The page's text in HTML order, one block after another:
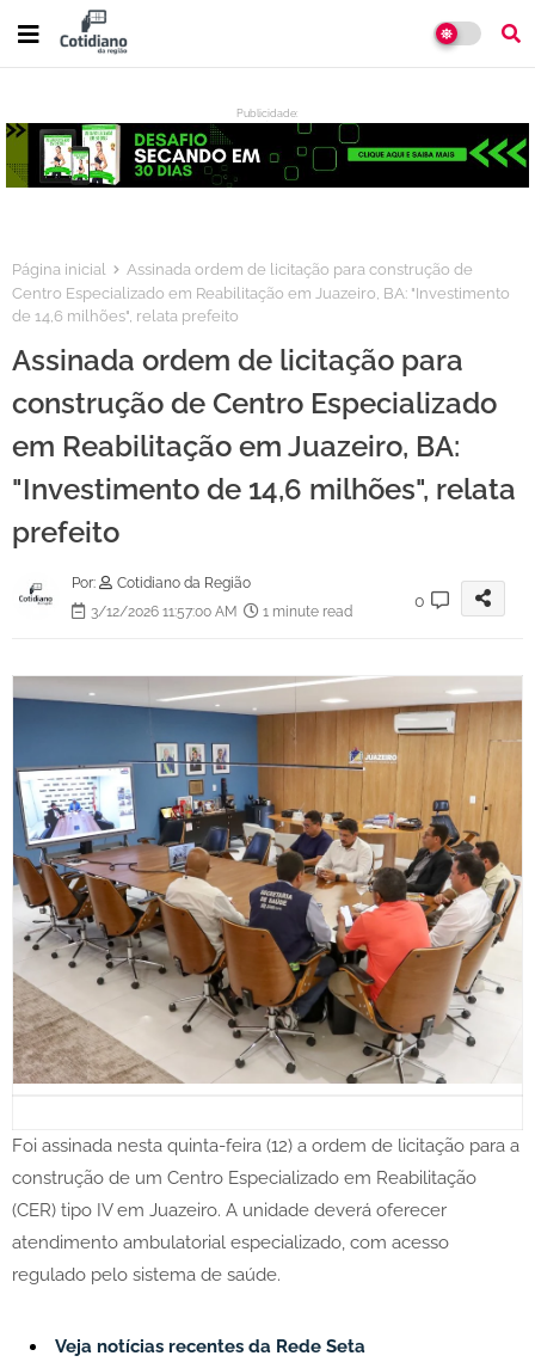
Publicidade:
:
Página inicial
Assinada ordem de licitação para construção de
Centro Especializado em Reabilitação em Juazeiro, BA: "Investimento
de 14,6 milhões", relata prefeito
Assinada ordem de licitação para
construção de Centro Especializado
em Reabilitação em Juazeiro, BA:
"Investimento de 14,6 milhões", relata
prefeito
Por:
Cotidiano da Região
3/12/2026 11:57:00 AM
1 minute read
0
Foi assinada nesta quinta-feira (12) a ordem de licitação para a
construção de um Centro Especializado em Reabilitação
(CER) tipo IV em Juazeiro. A unidade deverá oferecer
atendimento ambulatorial especializado, com acesso
regulado pelo sistema de saúde.
Veja notícias recentes da Rede Seta